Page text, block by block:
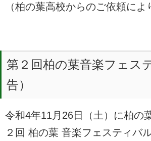
（柏の葉高校からのご依頼によ
第２回柏の葉音楽フェス
告）
令和4年11月26日（土）に柏の
２回 柏の葉 音楽フェスティバ